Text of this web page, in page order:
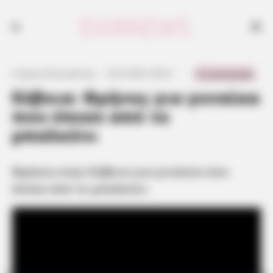
Εύβοια: Θρήνος για γυναίκα
που έπεσε από το
μπαλκόνι
Θρήνος στην Εύβοια για γυναίκα που